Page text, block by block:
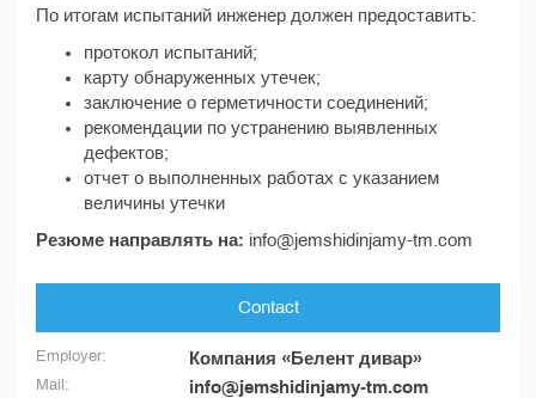
По итогам испытаний инженер должен предоставить:
протокол испытаний;
карту обнаруженных утечек;
заключение о герметичности соединений;
рекомендации по устранению выявленных
дефектов;
отчет о выполненных работах с указанием
величины утечки
Резюме направлять на: info@jemshidinjamy-tm.com
Contact
Employer: Компания «Белент дивар»
Mail: info@jemshidinjamy-tm.com